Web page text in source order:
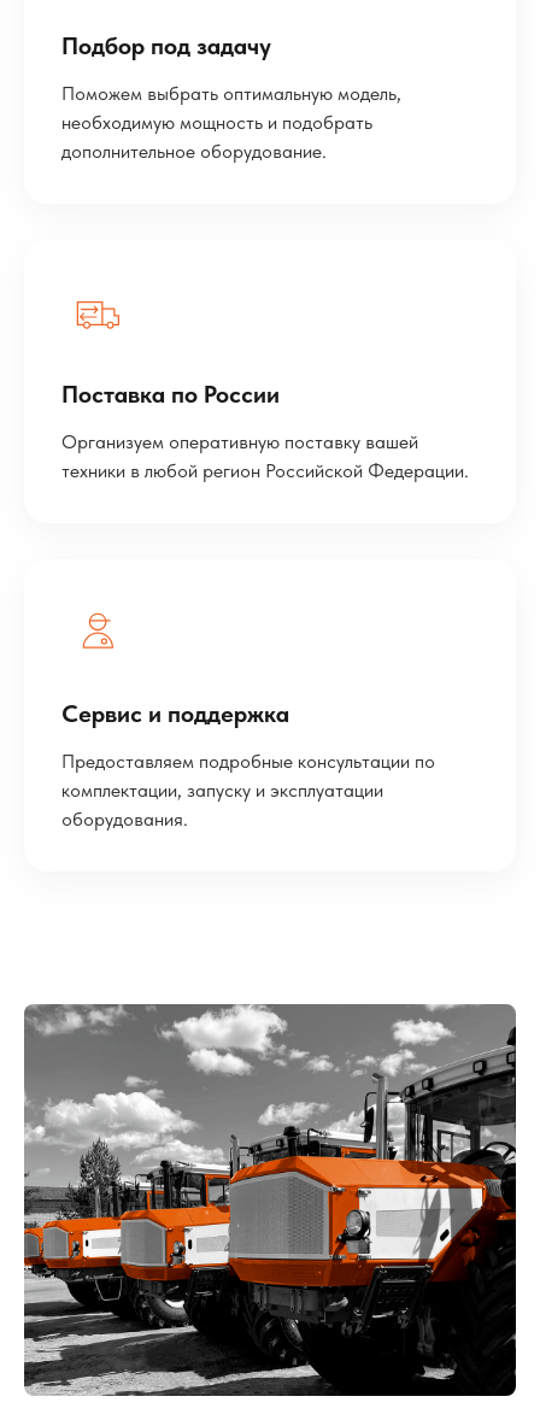
Подбор под задачу
Поможем выбрать оптимальную модель,
необходимую мощность и подобрать
дополнительное оборудование.
Поставка по России
Организуем оперативную поставку вашей
техники в любой регион Российской Федерации.
Сервис и поддержка
Предоставляем подробные консультации по
комплектации, запуску и эксплуатации
оборудования.